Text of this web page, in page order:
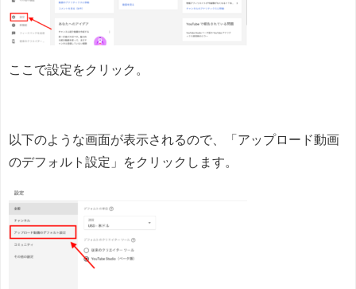
ここで設定をクリック。
以下のような画面が表示されるので、「アップロード動画
のデフォルト設定」をクリックします。